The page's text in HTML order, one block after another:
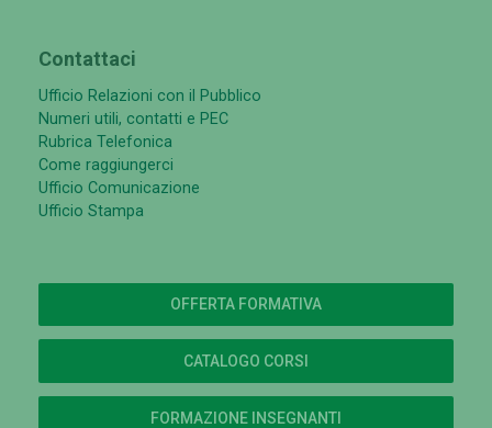
Contattaci
Ufficio Relazioni con il Pubblico
Numeri utili, contatti e PEC
Rubrica Telefonica
Come raggiungerci
Ufficio Comunicazione
Ufficio Stampa
OFFERTA FORMATIVA
CATALOGO CORSI
FORMAZIONE INSEGNANTI